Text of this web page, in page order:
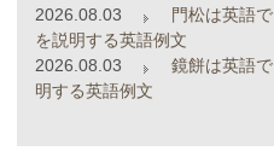
2026.08.03
門松は英語
を説明する英語例文
2026.08.03
鏡餅は英語
明する英語例文